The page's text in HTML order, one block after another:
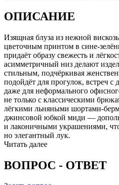
ОПИСАНИЕ
Изящная блуза из нежной
цветочным принтом в сине-
придаёт образу свежесть и
асимметричный низ делают
стильным, подчёркивая
подойдёт для прогулок, встреч с
даже для неформального
не только с классическими
лёгкими льняными шортами-
джинсовой юбкой миди —
и лаконичными украшениями,
но элегантный лук.
Читать далее
ВОПРОС - ОТВЕТ